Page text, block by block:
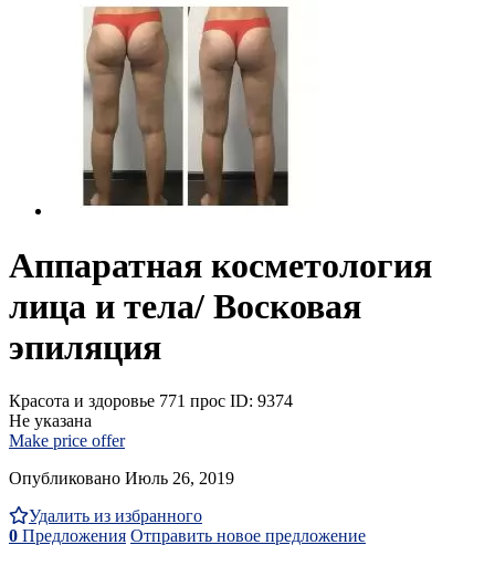
Аппаратная косметология
лица и тела/ Восковая
эпиляция
Красота и здоровье 771 прос ID: 9374
Не указана
Make price offer
Опубликовано Июль 26, 2019
Удалить из избранного
0 Предложения Отправить новое предложение